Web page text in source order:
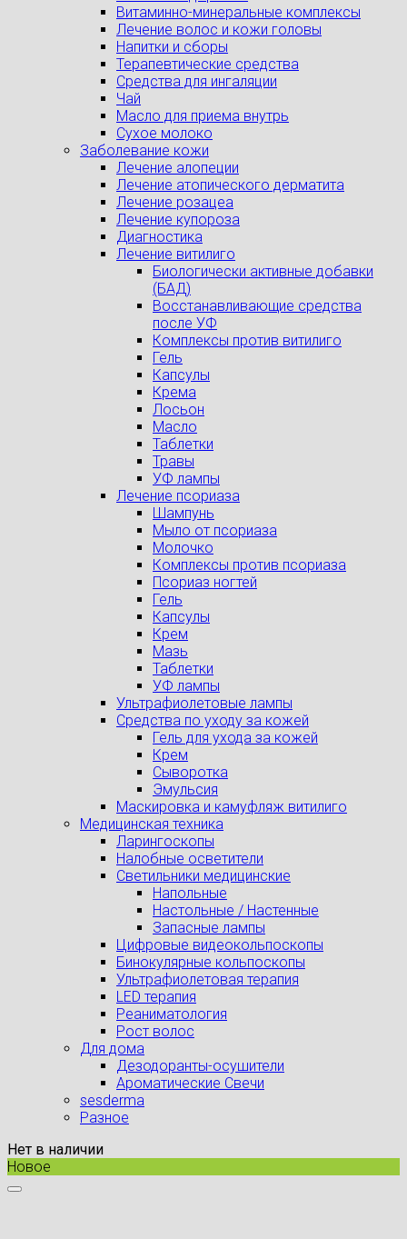
Витаминно-минеральные комплексы
Лечение волос и кожи головы
Напитки и сборы
Терапевтические средства
Средства для ингаляции
Чай
Масло для приема внутрь
Сухое молоко
Заболевание кожи
Лечение алопеции
Лечение атопического дерматита
Лечение розацеа
Лечение купороза
Диагностика
Лечение витилиго
Биологически активные добавки
(БАД)
Восстанавливающие средства
после УФ
Комплексы против витилиго
Гель
Капсулы
Крема
Лосьон
Масло
Таблетки
Травы
УФ лампы
Лечение псориаза
Шампунь
Мыло от псориаза
Молочко
Комплексы против псориаза
Псориаз ногтей
Гель
Капсулы
Крем
Мазь
Таблетки
УФ лампы
Ультрафиолетовые лампы
Средства по уходу за кожей
Гель для ухода за кожей
Крем
Сыворотка
Эмульсия
Маскировка и камуфляж витилиго
Медицинская техника
Ларингоскопы
Налобные осветители
Светильники медицинские
Напольные
Настольные / Настенные
Запасные лампы
Цифровые видеокольпоскопы
Бинокулярные кольпоскопы
Ультрафиолетовая терапия
LED терапия
Реаниматология
Рост волос
Для дома
Дезодоранты-осушители
Ароматические Свечи
sesderma
Разное
Нет в наличии
Новое